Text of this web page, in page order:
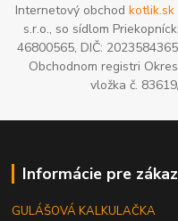
Internetový obchod kotlik.sk
s.r.o., so sídlom
46800565, DIČ:
Obchodnom registri
vložka č.
Informácie pre
GULÁŠOVÁ KALKULAČKA